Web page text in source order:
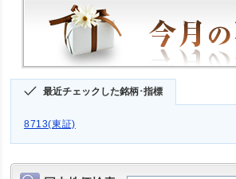
最近チェックした銘柄･指標
8713(東証)